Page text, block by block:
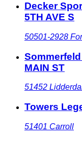
Decker
5TH AVE S
50501-2928
MAIN ST
51452
Towers
51401 Carroll